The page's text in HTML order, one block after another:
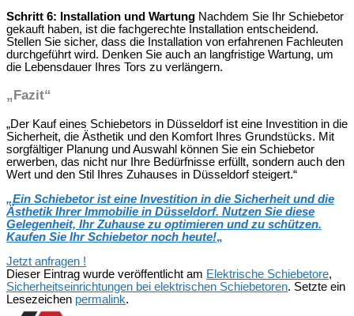
Schritt 6: Installation und Wartung Nachdem Sie Ihr Schiebetor
gekauft haben, ist die fachgerechte Installation entscheidend.
Stellen Sie sicher, dass die Installation von erfahrenen Fachleuten
durchgeführt wird. Denken Sie auch an langfristige Wartung, um
die Lebensdauer Ihres Tors zu verlängern.
„Fazit“
„Der Kauf eines Schiebetors in Düsseldorf ist eine Investition in die
Sicherheit, die Ästhetik und den Komfort Ihres Grundstücks. Mit
sorgfältiger Planung und Auswahl können Sie ein Schiebetor
erwerben, das nicht nur Ihre Bedürfnisse erfüllt, sondern auch den
Wert und den Stil Ihres Zuhauses in Düsseldorf steigert.“
„Ein Schiebetor ist eine Investition in die Sicherheit und die
Ästhetik Ihrer Immobilie in Düsseldorf. Nutzen Sie diese
Gelegenheit, Ihr Zuhause zu optimieren und zu schützen.
Kaufen Sie Ihr Schiebetor noch heute!„
Jetzt anfragen !
Dieser Eintrag wurde veröffentlicht am Elektrische Schiebetore,
Sicherheitseinrichtungen bei elektrischen Schiebetoren. Setzte ein
Lesezeichen permalink.